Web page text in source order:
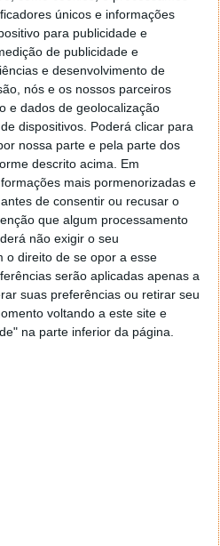
únicos e informações
para publicidade e
de publicidade e
e desenvolvimento de
nós e os nossos parceiros
e dados de geolocalização
dispositivos. Poderá clicar para
nossa parte e pela parte dos
descrito acima. Em
mais pormenorizadas e
de consentir ou recusar o
que algum processamento
não exigir o seu
o direito de se opor a esse
serão aplicadas apenas a
suas preferências ou retirar seu
voltando a este site e
na parte inferior da página.
Shipwrecks